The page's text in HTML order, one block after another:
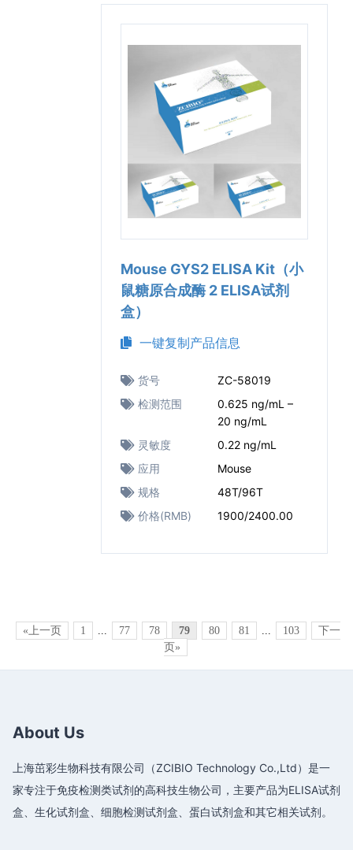
Mouse GYS2 ELISA Kit（小
鼠糖原合成酶 2 ELISA试剂
盒）
一键复制产品信息
货号
ZC-58019
检测范围
0.625 ng/mL –
20 ng/mL
灵敏度
0.22 ng/mL
应用
Mouse
规格
48T/96T
价格(RMB)
1900/2400.00
«上一页 1 ... 77 78 79 80 81 ... 103
下一
页»
About Us
上海茁彩生物科技有限公司（ZCIBIO Technology Co.,Ltd）是一
家专注于免疫检测类试剂的高科技生物公司，主要产品为ELISA试剂
盒、生化试剂盒、细胞检测试剂盒、蛋白试剂盒和其它相关试剂。